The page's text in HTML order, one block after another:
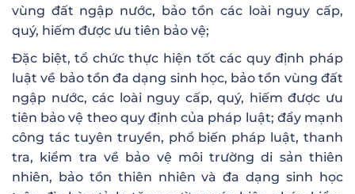
vùng đất ngập nước, bảo tồn các loài nguy cấp,
quý, hiếm được ưu tiên bảo vệ;
Đặc biệt, tổ chức thực hiện tốt các quy định pháp
luật về bảo tồn đa dạng sinh học, bảo tồn vùng đất
ngập nước, các loài nguy cấp, quý, hiếm được ưu
tiên bảo vệ theo quy định của pháp luật; đẩy mạnh
công tác tuyên truyền, phổ biến pháp luật, thanh
tra, kiểm tra về bảo vệ môi trường di sản thiên
nhiên, bảo tồn thiên nhiên và đa dạng sinh học